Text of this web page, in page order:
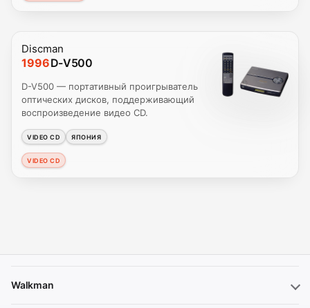
Discman
1996D-V500
D-V500 — портативный проигрыватель
оптических дисков, поддерживающий
воспроизведение видео CD.
VIDEO CD ЯПОНИЯ
VIDEO CD
Walkman